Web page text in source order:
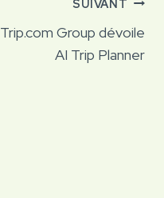
SUIVANT
Trip.com Group dévoile
AI Trip Planner